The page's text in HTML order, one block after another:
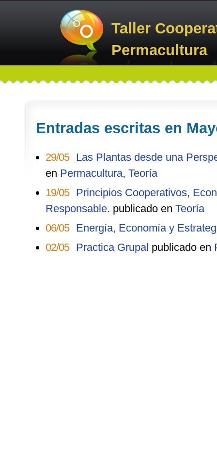
Taller
Permacultura
Entradas escritas en
29/05 Las Plantas desde una
en Permacultura, Teoría
19/05 Principios Cooperativos,
Responsable. publicado en Teoría
06/05 Energía, Economía y
02/05 Practica Grupal publicado en